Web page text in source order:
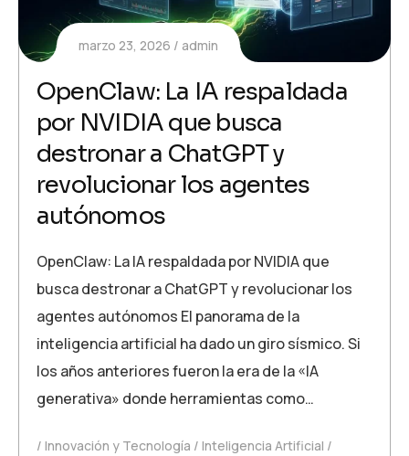
marzo 23, 2026 admin
OpenClaw: La IA respaldada
por NVIDIA que busca
destronar a ChatGPT y
revolucionar los agentes
autónomos
OpenClaw: La IA respaldada por NVIDIA que
busca destronar a ChatGPT y revolucionar los
agentes autónomos El panorama de la
inteligencia artificial ha dado un giro sísmico. Si
los años anteriores fueron la era de la «IA
generativa» donde herramientas como…
Innovación y Tecnología
Inteligencia Artificial